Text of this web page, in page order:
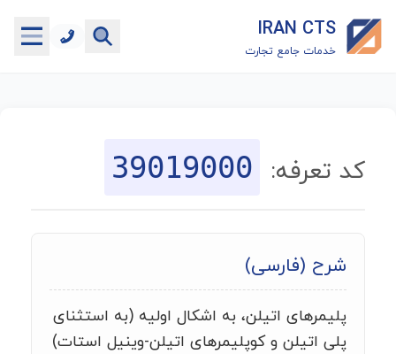
IRAN CTS
خدمات جامع تجارت
جستجوگر تعرفه گمرکی
ماشین حساب گمرکی
خدمات رایگان دیگر
کد تعرفه: 39019000
شرح (فارسی)
پلیمرهای اتیلن، به اشکال اولیه (به استثنای
پلی اتیلن و کوپلیمرهای اتیلن-وینیل استات)